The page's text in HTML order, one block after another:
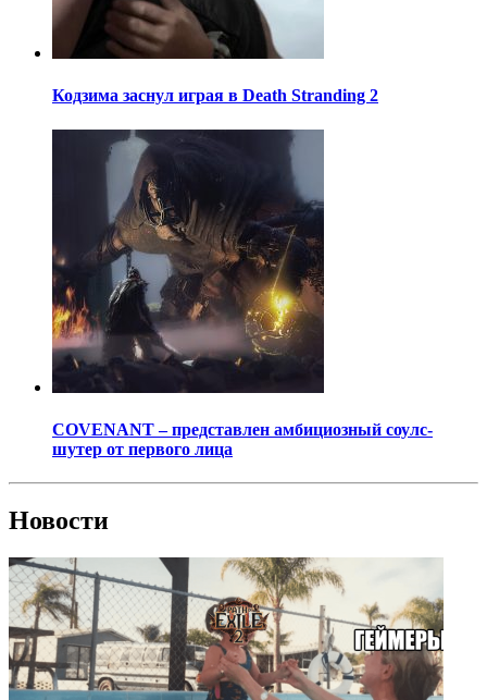
Кодзима заснул играя в Death Stranding 2
COVENANT – представлен амбициозный соулс-
шутер от первого лица
Новости